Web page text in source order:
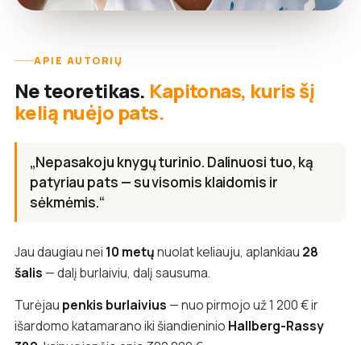
APIE AUTORIŲ
Ne teoretikas. Kapitonas, kuris šį
kelią nuėjo pats.
„Nepasakoju knygų turinio. Dalinuosi tuo, ką
patyriau pats — su visomis klaidomis ir
sėkmėmis.“
Jau daugiau nei 10 metųnuolat keliauju, aplankiau 28
šalis — dalį burlaiviu, dalį sausuma.
Turėjau penkis burlaivius — nuo pirmojo už 1 200 € ir
išardomo katamarano iki šiandieninio Hallberg-Rassy